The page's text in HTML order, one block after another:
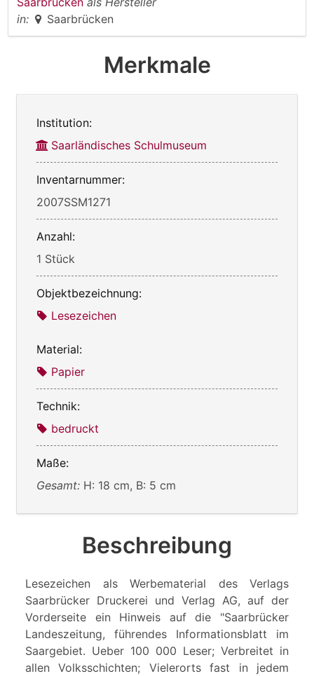
in:
Saarbrücken
Merkmale
Institution:
Saarländisches Schulmuseum
Inventarnummer:
2007SSM1271
Anzahl:
1 Stück
Objektbezeichnung:
Lesezeichen
Material:
Papier
Technik:
bedruckt
Maße:
Gesamt: H: 18 cm, B: 5 cm
Beschreibung
Lesezeichen als Werbematerial des Verlags
Saarbrücker Druckerei und Verlag AG, auf der
Vorderseite ein Hinweis auf die "Saarbrücker
Landeszeitung, führendes Informationsblatt im
Saargebiet. Ueber 100 000 Leser; Verbreitet in
allen Volksschichten; Vielerorts fast in jedem